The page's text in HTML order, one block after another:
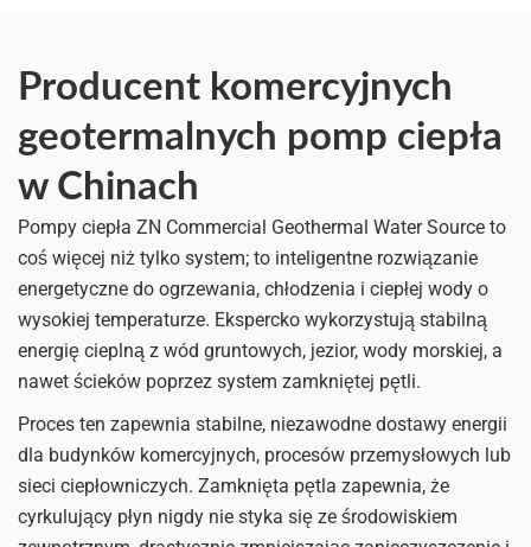
Producent komercyjnych
geotermalnych pomp ciepła
w Chinach
Pompy ciepła ZN Commercial Geothermal Water Source to
coś więcej niż tylko system; to inteligentne rozwiązanie
energetyczne do ogrzewania, chłodzenia i ciepłej wody o
wysokiej temperaturze. Ekspercko wykorzystują stabilną
energię cieplną z wód gruntowych, jezior, wody morskiej, a
nawet ścieków poprzez system zamkniętej pętli.
Proces ten zapewnia stabilne, niezawodne dostawy energii
dla budynków komercyjnych, procesów przemysłowych lub
sieci ciepłowniczych. Zamknięta pętla zapewnia, że
cyrkulujący płyn nigdy nie styka się ze środowiskiem